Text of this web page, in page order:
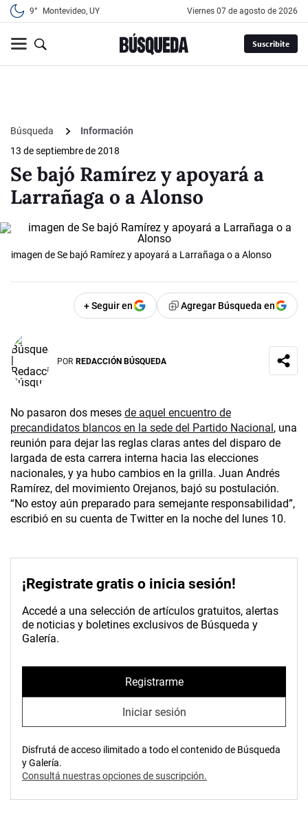
9° Montevideo, UY viernes 07 de agosto de 2026
Suscribite
Búsqueda
Información
13 de septiembre de 2018
Se bajó Ramírez y apoyará a
Larrañaga o a Alonso
imagen de Se bajó Ramírez y apoyará a Larrañaga o a Alonso
+ Seguir en Agregar Búsqueda en
POR REDACCIÓN BÚSQUEDA
No pasaron dos meses de aquel encuentro de
precandidatos blancos en la sede del Partido Nacional, una
reunión para dejar las reglas claras antes del disparo de
largada de esta carrera interna hacia las elecciones
nacionales, y ya hubo cambios en la grilla. Juan Andrés
Ramírez, del movimiento Orejanos, bajó su postulación.
“No estoy aún preparado para semejante responsabilidad”,
escribió en su cuenta de Twitter en la noche del lunes 10.
¡Registrate gratis o inicia sesión!
Accedé a una selección de artículos gratuitos, alertas
de noticias y boletines exclusivos de Búsqueda y
Galería.
Registrarme
Iniciar sesión
Disfrutá de acceso ilimitado a todo el contenido de Búsqueda
y Galería.
Consultá nuestras opciones de suscripción.